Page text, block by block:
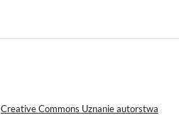
Creative Commons Uznanie autorstwa